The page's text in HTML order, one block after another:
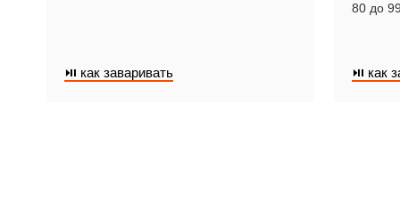
⏯ как заваривать ⏯ как
80 до